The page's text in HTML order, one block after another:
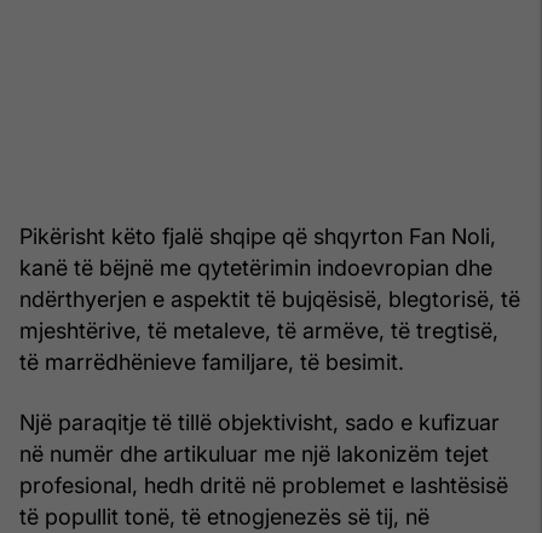
Pikërisht këto fjalë shqipe që shqyrton Fan Noli,
kanë të bëjnë me qytetërimin indoevropian dhe
ndërthyerjen e aspektit të bujqësisë, blegtorisë, të
mjeshtërive, të metaleve, të armëve, të tregtisë,
të marrëdhënieve familjare, të besimit.
Një paraqitje të tillë objektivisht, sado e kufizuar
në numër dhe artikuluar me një lakonizëm tejet
profesional, hedh dritë në problemet e lashtësisë
të popullit tonë, të etnogjenezës së tij, në